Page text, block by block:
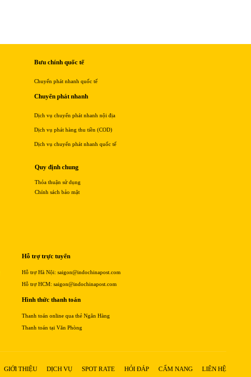
Bưu chính quốc tế
Chuyển phát nhanh quốc tế
Chuyển phát nhanh
Dịch vụ chuyển phát nhanh nội địa
Dịch vụ phát hàng thu tiền (COD)
Dịch vụ chuyển phát nhanh quốc tế
Quy định chung
Thỏa thuận sử dụng
Chính sách bảo mật
Hỗ trợ trực tuyến
Hỗ trợ Hà Nội: saigon@indochinapost.com
Hỗ trợ HCM: saigon@indochinapost.com
Hình thức thanh toán
Thanh toán online qua thẻ Ngân Hàng
Thanh toán tại Văn Phòng
GIỚI THIỆU DỊCH VỤ SPOT RATE HỎI ĐÁP CẨM NANG LIÊN HỆ